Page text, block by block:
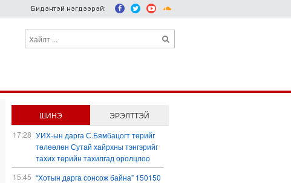
Бидэнтэй нэгдээрэй:
ШИНЭ
ЭРЭЛТТЭЙ
17:28 УИХ-ын дарга С.Бямбацогт төрийг
төлөөлөн Сутай хайрхны тэнгэрийг
тахих төрийн тахилгад оролцлоо
15:45 “Хотын дарга сонсож байна” 150150